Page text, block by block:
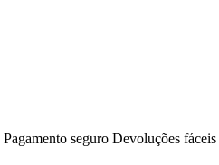
Pagamento seguro Devoluções fáceis